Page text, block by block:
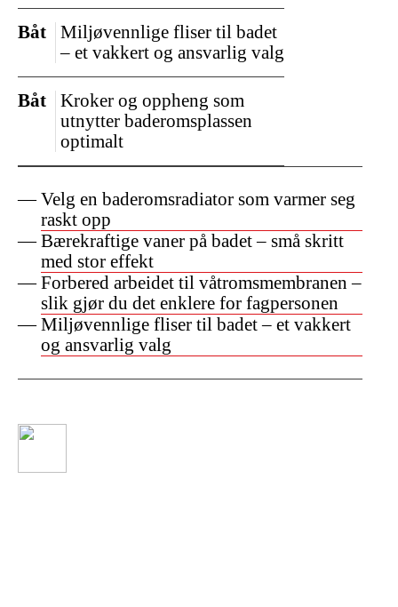
Velg en baderomsradiator som varmer seg
raskt opp
Bærekraftige vaner på badet – små skritt
med stor effekt
Forbered arbeidet til våtromsmembranen –
slik gjør du det enklere for fagpersonen
Miljøvennlige fliser til badet – et vakkert
og ansvarlig valg
Miljøvennlige fliser til badet
– et vakkert og ansvarlig valg
Båt
Kroker og oppheng som
utnytter baderomsplassen
optimalt
Båt